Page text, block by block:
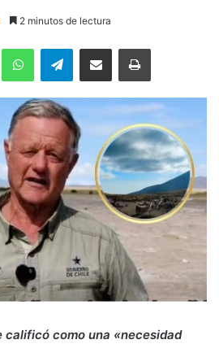
2 minutos de lectura
WhatsAppTelegramEnviar vía email Imprimir
calificó como una «necesidad